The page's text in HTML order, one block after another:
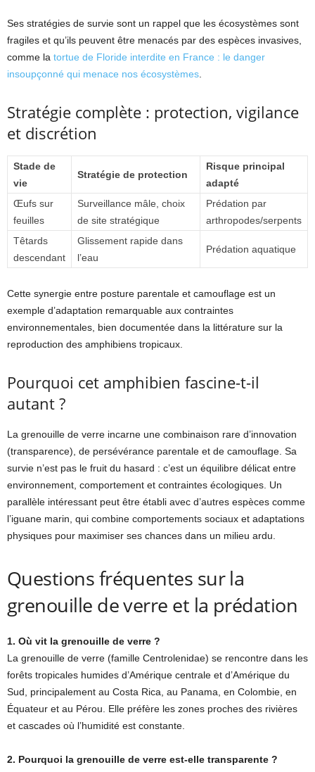
Ses stratégies de survie sont un rappel que les écosystèmes sont
fragiles et qu’ils peuvent être menacés par des espèces invasives,
comme la tortue de Floride interdite en France : le danger
insoupçonné qui menace nos écosystèmes.
Stratégie complète : protection, vigilance
et discrétion
Stade de
vie
Stratégie de protection
Risque principal
adapté
Œufs sur
feuilles
Surveillance mâle, choix
de site stratégique
Prédation par
arthropodes/serpents
Têtards
descendant
Glissement rapide dans
l’eau
Prédation aquatique
Cette synergie entre posture parentale et camouflage est un
exemple d’adaptation remarquable aux contraintes
environnementales, bien documentée dans la littérature sur la
reproduction des amphibiens tropicaux.
Pourquoi cet amphibien fascine-t-il
autant ?
La grenouille de verre incarne une combinaison rare d’innovation
(transparence), de persévérance parentale et de camouflage. Sa
survie n’est pas le fruit du hasard : c’est un équilibre délicat entre
environnement, comportement et contraintes écologiques. Un
parallèle intéressant peut être établi avec d’autres espèces comme
l’iguane marin, qui combine comportements sociaux et adaptations
physiques pour maximiser ses chances dans un milieu ardu.
Questions fréquentes sur la
grenouille de verre et la prédation
1. Où vit la grenouille de verre ?
La grenouille de verre (famille Centrolenidae) se rencontre dans les
forêts tropicales humides d’Amérique centrale et d’Amérique du
Sud, principalement au Costa Rica, au Panama, en Colombie, en
Équateur et au Pérou. Elle préfère les zones proches des rivières
et cascades où l’humidité est constante.
2. Pourquoi la grenouille de verre est-elle transparente ?